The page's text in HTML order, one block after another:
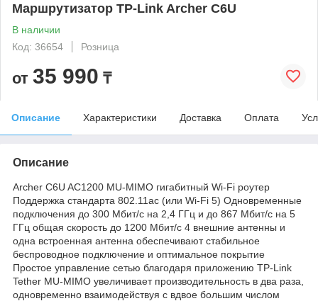
Маршрутизатор TP-Link Archer C6U
В наличии
Код: 36654
Розница
от 35 990 ₸
Описание Характеристики Доставка Оплата
Описание
Archer C6U AC1200 MU-MIMO гигабитный Wi-Fi роутер
Поддержка стандарта 802.11ac (или Wi-Fi 5) Одновременные
подключения до 300 Мбит/с на 2,4 ГГц и до 867 Мбит/с на 5
ГГц общая скорость до 1200 Мбит/с 4 внешние антенны и
одна встроенная антенна обеспечивают стабильное
беспроводное подключение и оптимальное покрытие
Простое управление сетью благодаря приложению TP-Link
Tether MU-MIMO увеличивает производительность в два раза,
одновременно взаимодействуя с вдвое большим числом